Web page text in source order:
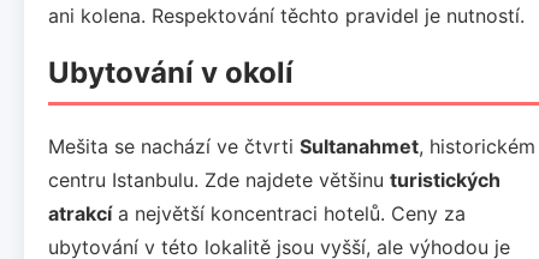
ani kolena. Respektování těchto pravidel je nutností.
Ubytování v okolí
Mešita se nachází ve čtvrti Sultanahmet, historickém
centru Istanbulu. Zde najdete většinu turistických
atrakcía největší koncentraci hotelů. Ceny za
ubytování v této lokalitě jsou vyšší, ale výhodou je